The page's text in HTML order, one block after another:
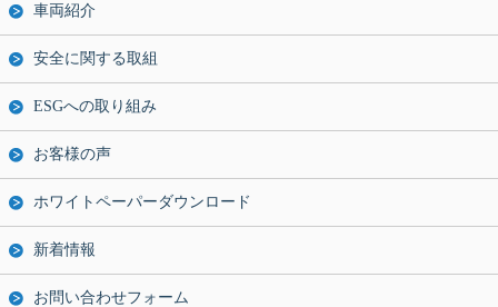
車両紹介
安全に関する取組
ESGへの取り組み
お客様の声
ホワイトペーパーダウンロード
新着情報
お問い合わせフォーム